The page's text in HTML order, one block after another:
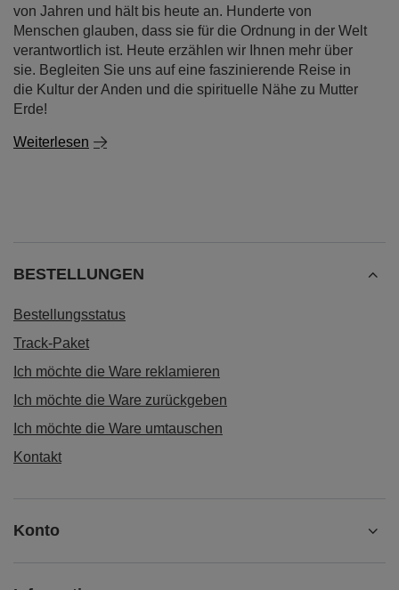
von Jahren und hält bis heute an. Hunderte von
Menschen glauben, dass sie für die Ordnung in der Welt
verantwortlich ist. Heute erzählen wir Ihnen mehr über
sie. Begleiten Sie uns auf eine faszinierende Reise in
die Kultur der Anden und die spirituelle Nähe zu Mutter
Erde!
Weiterlesen
BESTELLUNGEN
Bestellungsstatus
Track-Paket
Ich möchte die Ware reklamieren
Ich möchte die Ware zurückgeben
Ich möchte die Ware umtauschen
Kontakt
Konto